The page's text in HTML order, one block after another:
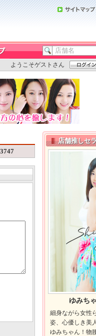
ようこそゲストさん
店舗推しセ
ゆみち
細身ながら女性
姿、心優しき美
ゆみちゃん！物